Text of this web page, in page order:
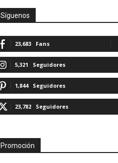
Síguenos
23,683 Fans
5,321 Seguidores
1,844 Seguidores
23,782 Seguidores
Promoción